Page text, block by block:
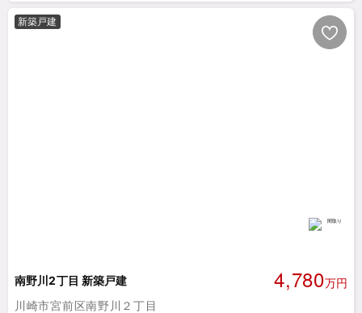
新築戸建
南野川2丁目 新築戸建 4,780万円
川崎市宮前区南野川２丁目